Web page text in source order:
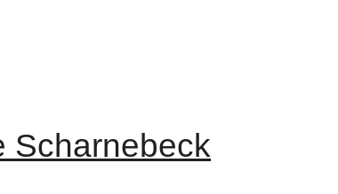
Scharnebeck